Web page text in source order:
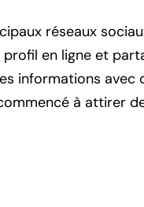
réseaux
en ligne et
informations avec
à attirer